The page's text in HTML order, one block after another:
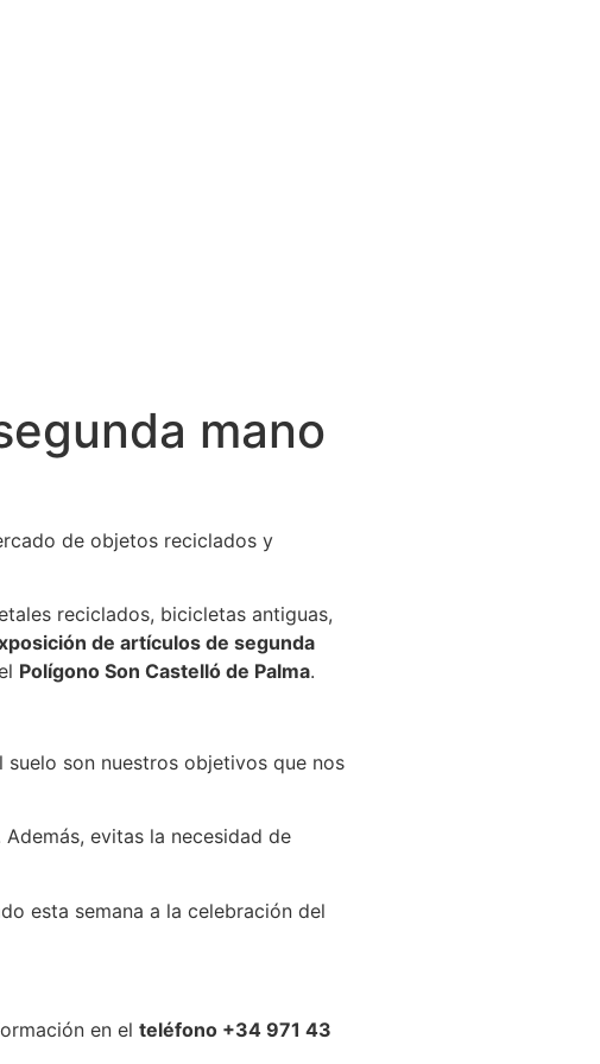
mano
de objetos reciclados y
reciclados, bicicletas antiguas,
de artículos de segunda
Polígono Son Castelló de Palma.
son nuestros objetivos que nos
evitas la necesidad de
esta semana a la celebración del
en el teléfono +34 971 43